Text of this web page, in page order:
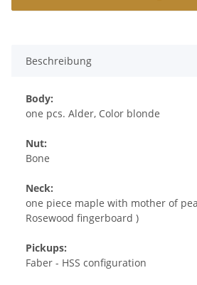
Beschreibung
Body:
one pcs. Alder, Color blonde
Nut:
Bone
Neck:
one piece maple with mother of
Rosewood fingerboard )
Pickups:
Faber - HSS configuration